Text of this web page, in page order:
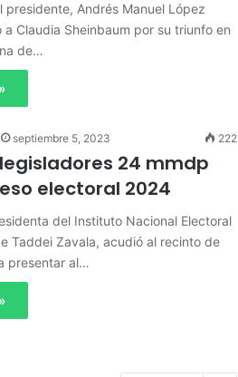
presidente, Andrés Manuel López
Claudia Sheinbaum por su triunfo en
de…
septiembre 5, 2023 222
legisladores 24 mmdp
electoral 2024
del Instituto Nacional Electoral
Taddei Zavala, acudió al recinto de
presentar al…